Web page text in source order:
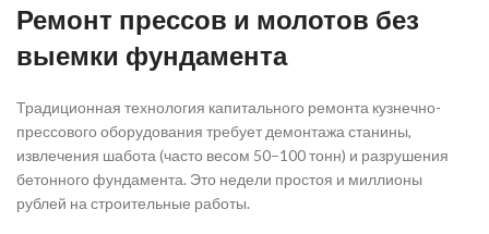
Ремонт прессов и молотов без
выемки фундамента
Традиционная технология капитального ремонта кузнечно-
прессового оборудования требует демонтажа станины,
извлечения шабота (часто весом 50–100 тонн) и разрушения
бетонного фундамента. Это недели простоя и миллионы
рублей на строительные работы.